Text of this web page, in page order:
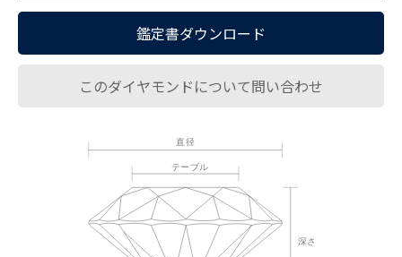
鑑定書ダウンロード
このダイヤモンドについて問い合わせ